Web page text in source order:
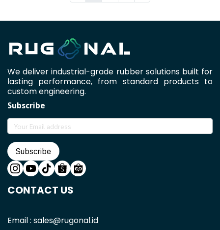
We deliver industrial-grade rubber solutions built for
lasting performance, from standard products to
custom engineering.
Subscribe
Subscribe
CONTACT US
Email : sales@rugonal.id